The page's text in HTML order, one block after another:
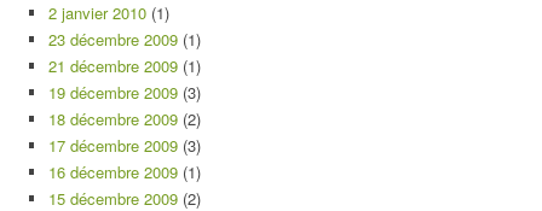
2 janvier 2010 (1)
23 décembre 2009 (1)
21 décembre 2009 (1)
19 décembre 2009 (3)
18 décembre 2009 (2)
17 décembre 2009 (3)
16 décembre 2009 (1)
15 décembre 2009 (2)